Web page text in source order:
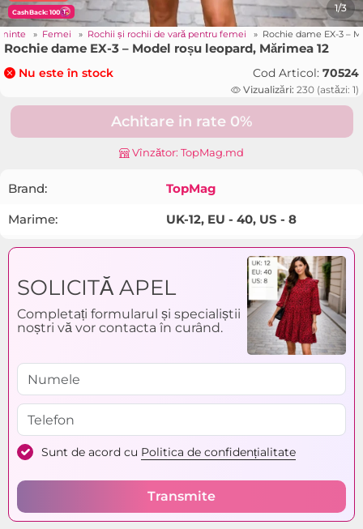
CashBack: 100 1/3
» Femei » Rochii și rochii de vară pentru femei » Rochie dame EX-3 –
Rochie dame EX-3 – Model roșu leopard, Mărimea 12
Nu este în stock Cod Articol: 70524
Vizualizări: 230 (astăzi: 1)
Achitare in rate 0%
Vînzător: TopMag.md
Brand:
TopMag
Marime:
UK-12, EU - 40, US - 8
SOLICITĂ APEL
Completați formularul și specialiștii
noștri vă vor contacta în curând.
Sunt de acord cu Politica de confidențialitate
Transmite